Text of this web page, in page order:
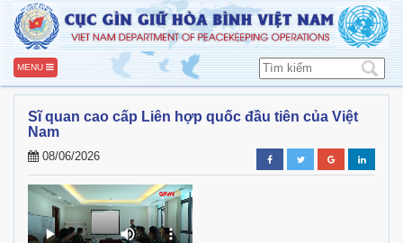
MENU
Sĩ quan cao cấp Liên hợp quốc đầu tiên của Việt
Nam
08/06/2026